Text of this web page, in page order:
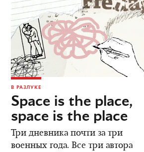
В РАЗЛУКЕ
Space is the place,
space is the place
Три дневника почти за три
военных года. Все три автора